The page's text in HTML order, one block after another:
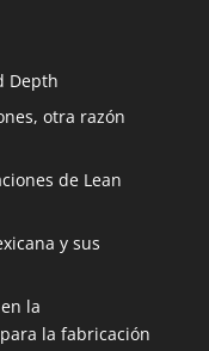
Depth
otra razón
de Lean
y sus
la
la fabricación